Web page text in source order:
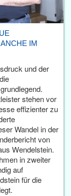
IM
und der
stehen vor
effizienter zu
Wandel in der
von
Wendelstein.
in zweiter
auf
für die